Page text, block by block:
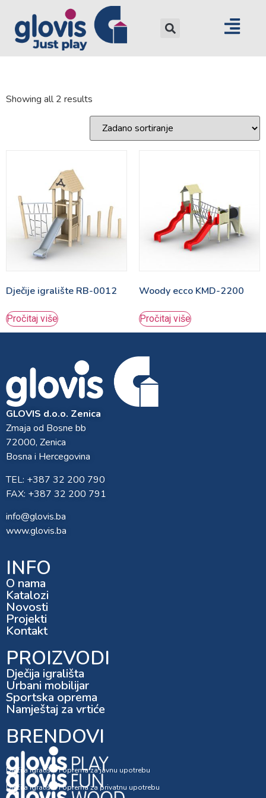
Showing all 2 results
Dječije igralište RB-0012
Pročitaj više
Woody ecco KMD-2200
Pročitaj više
GLOVIS d.o.o. Zenica
Zmaja od Bosne bb
72000, Zenica
Bosna i Hercegovina
TEL: +387 32 200 790
FAX: +387 32 200 791
info@glovis.ba
www.glovis.ba
INFO
O nama
Katalozi
Novosti
Projekti
Kontakt
PROIZVODI
Dječija igrališta
Urbani mobilijar
Sportska oprema
Namještaj za vrtiće
BRENDOVI
Dječija igrališta i oprema za javnu upotrebu
Dječija igrališta i oprema za privatnu upotrebu